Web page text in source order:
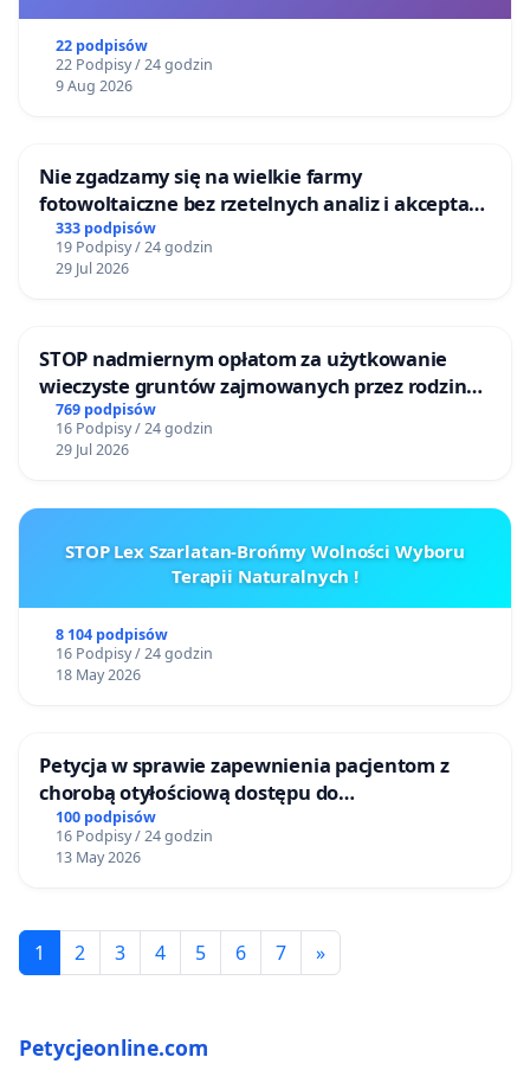
22 podpisów
22 Podpisy / 24 godzin
9 Aug 2026
Nie zgadzamy się na wielkie farmy
fotowoltaiczne bez rzetelnych analiz i akceptacji
mieszkańców
333 podpisów
19 Podpisy / 24 godzin
29 Jul 2026
STOP nadmiernym opłatom za użytkowanie
wieczyste gruntów zajmowanych przez rodzinne
ogrody działkowe.
769 podpisów
16 Podpisy / 24 godzin
29 Jul 2026
STOP Lex Szarlatan-Brońmy Wolności Wyboru
Terapii Naturalnych !
8 104 podpisów
16 Podpisy / 24 godzin
18 May 2026
Petycja w sprawie zapewnienia pacjentom z
chorobą otyłościową dostępu do
kompleksowego leczenia oraz programów
profilaktycznych.
100 podpisów
16 Podpisy / 24 godzin
13 May 2026
1 2 3 4 5 6 7 »
Petycjeonline.com